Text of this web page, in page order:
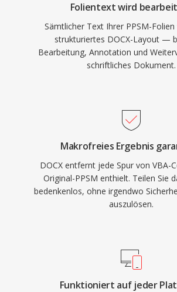
Folientext wird
Sämtlicher Text Ihrer PPSM-
strukturiertes DOCX-Layout —
Bearbeitung, Annotation und
schriftliches Dokument.
Makrofreies Ergebnis
DOCX entfernt jede Spur von VBA-
Original-PPSM enthielt. Teilen Sie
bedenkenlos, ohne irgendwo
auszulösen.
Funktioniert auf jeder